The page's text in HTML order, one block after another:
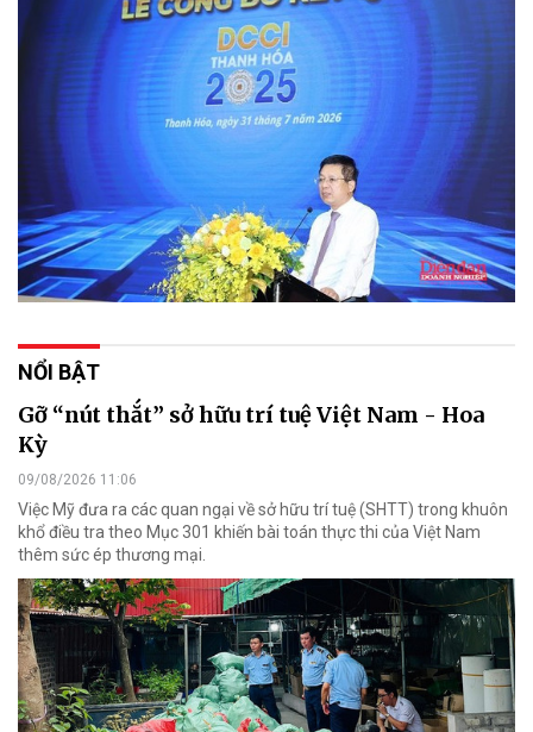
NỔI BẬT
Gỡ “nút thắt” sở hữu trí tuệ Việt Nam - Hoa
Kỳ
09/08/2026 11:06
Việc Mỹ đưa ra các quan ngại về sở hữu trí tuệ (SHTT) trong khuôn
khổ điều tra theo Mục 301 khiến bài toán thực thi của Việt Nam
thêm sức ép thương mại.